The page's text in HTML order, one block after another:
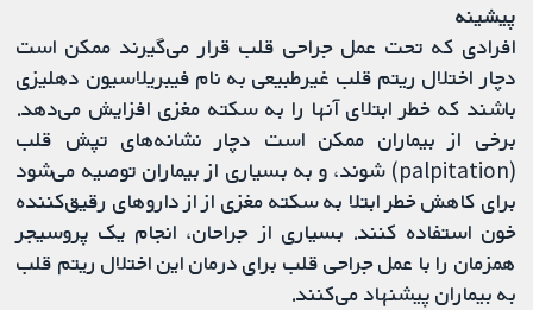
پیشینه
افرادی که تحت عمل جراحی قلب قرار می‌گیرند ممکن است
دچار اختلال ریتم قلب غیرطبیعی به نام فیبریلاسیون دهلیزی
باشند که خطر ابتلای آنها را به سکته مغزی افزایش می‌دهد.
برخی از بیماران ممکن است دچار نشانه‌های تپش قلب
(palpitation) شوند، و به بسیاری از بیماران توصیه می‌شود
برای کاهش خطر ابتلا به سکته مغزی از از داروهای رقیق‌کننده
خون استفاده کنند. بسیاری از جراحان، انجام یک پروسیجر
همزمان را با عمل جراحی قلب برای درمان این اختلال ریتم قلب
به بیماران پیشنهاد می‌کنند.